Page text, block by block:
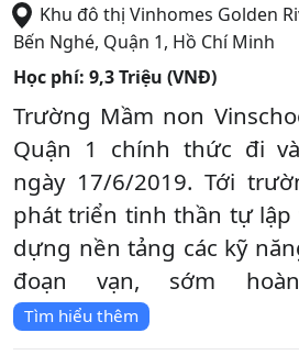
Khu đô thị Vinhomes Golden
Bến Nghé, Quận 1, Hồ Chí Minh
Học phí: 9,3 Triệu (VNĐ)
Trường Mầm non
Quận 1 chính thức đi
ngày 17/6/2019. Tới
phát triển tinh thần tự lập
dựng nền tảng các kỹ
đoạn vạn, sớm
Tìm hiểu thêm